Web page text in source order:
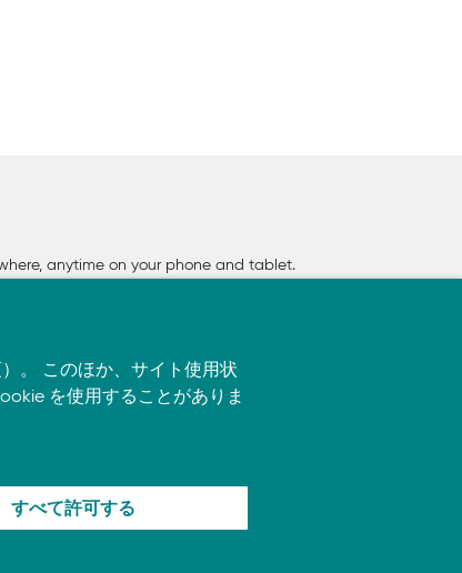
anytime on your phone and tablet.
。 このほか、サイト使用状
を使用することがありま
すべて許可する